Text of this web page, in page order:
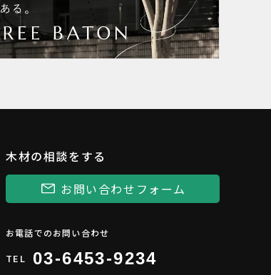
木材の相談をする
お問い合わせフォーム
お電話でのお問い合わせ
TEL 03-6453-9234